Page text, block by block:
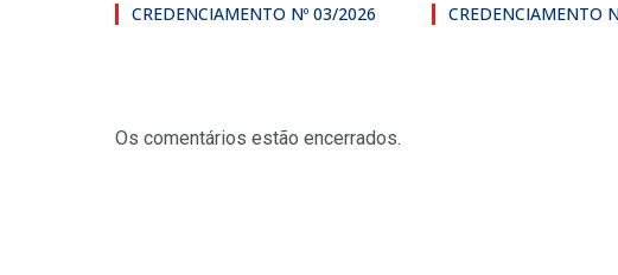
CREDENCIAMENTO Nº 03/2026 CREDENCIAMENTO
Os comentários estão encerrados.